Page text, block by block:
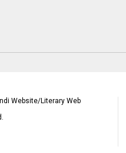
Website/Literary Web